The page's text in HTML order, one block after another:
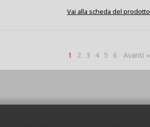
Vai alla scheda del prodotto
1 2 3 4 5 6 Avanti »